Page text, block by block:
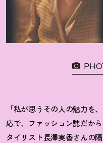
「私が思うその人の魅力を
応で、ファッション誌だか
タイリスト長澤実香さんの